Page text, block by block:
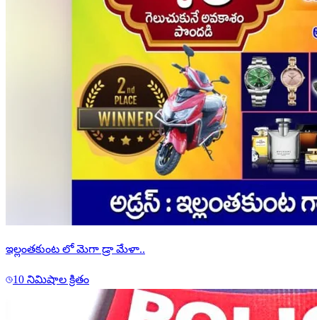
ఇల్లంతకుంట లో మెగా డ్రా మేళా..
10 నిమిషాల క్రితం